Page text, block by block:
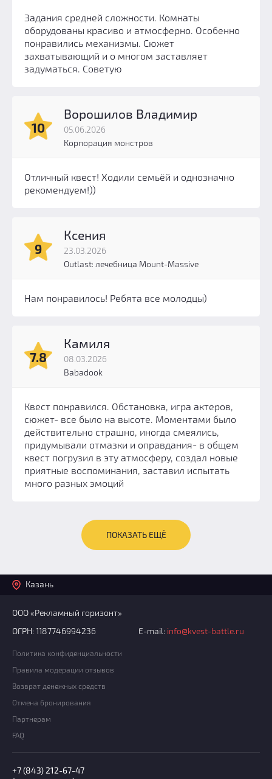
Задания средней сложности. Комнаты
оборудованы красиво и атмосферно. Особенно
понравились механизмы. Сюжет
захватывающий и о многом заставляет
задуматься. Советую
10
Ворошилов Владимир
05.06.2026
Корпорация монстров
Отличный квест! Ходили семьёй и однозначно
рекомендуем!))
9
Ксения
23.03.2026
Outlast: лечебница Mount-Massive
Нам понравилось! Ребята все молодцы)
7.8
Камиля
08.03.2026
Babadook
Квест понравился. Обстановка, игра актеров,
сюжет- все было на высоте. Моментами было
действительно страшно, иногда смеялись,
придумывали отмазки и оправдания- в общем
квест погрузил в эту атмосферу, создал новые
приятные воспоминания, заставил испытать
много разных эмоций
ПОКАЗАТЬ ЕЩЁ
Казань
ООО «Рекламный горизонт»
ОГРН: 1187746994236
E-mail: info@kvest-battle.ru
Политика конфиденциальности
Правила модерации отзывов
Возврат денежных средств
Отмена бронирования
Партнерам
FAQ
+7 (843) 212-67-47